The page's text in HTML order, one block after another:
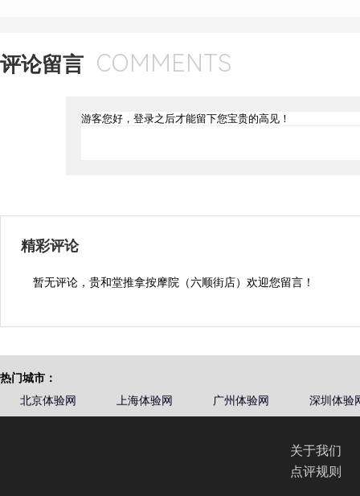
评论留言 COMMENTS
精彩评论
暂无评论，贵和堂推拿按摩院（六顺街店）欢迎您留言！
热门城市：
北京体验网
上海体验网 广州体验网 深圳体验
关于我们
点评规则